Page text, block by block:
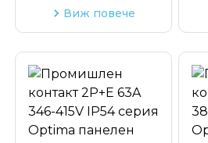
Виж повече